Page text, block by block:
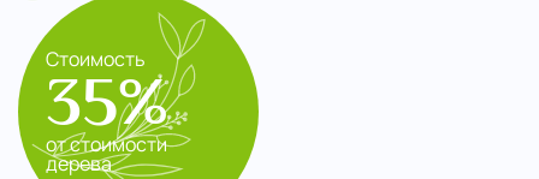
Стоимость
35%
от стоимости
дерева